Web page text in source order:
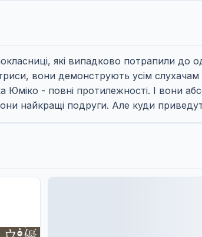
які випадково потрапили до
вони демонструють усім
Юміко - повні протилежності. І
найкращі подруги. Але куди